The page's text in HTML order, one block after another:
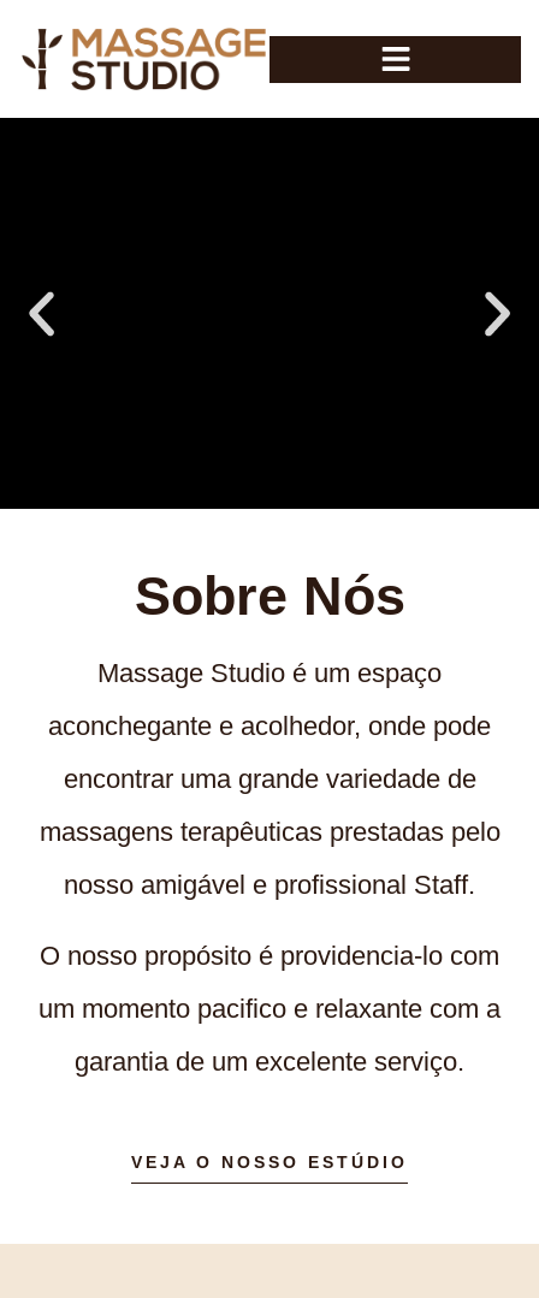
Sobre Nós
Massage Studio é um espaço
aconchegante e acolhedor, onde pode
encontrar uma grande variedade de
massagens terapêuticas prestadas pelo
nosso amigável e profissional Staff.
O nosso propósito é providencia-lo com
um momento pacifico e relaxante com a
garantia de um excelente serviço.
VEJA O NOSSO ESTÚDIO